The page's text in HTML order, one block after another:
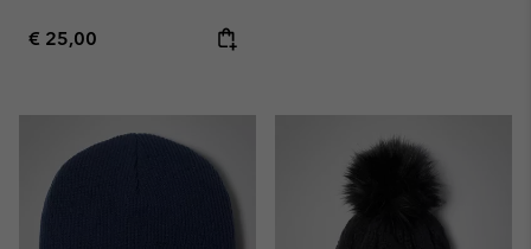
Regular price:
€ 25,00